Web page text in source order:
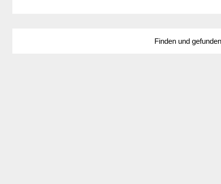
Finden und